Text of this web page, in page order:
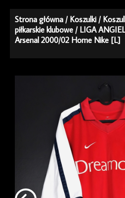
Strona główna /Koszulki /
piłkarskie klubowe /LIGA
Arsenal 2000/02 Home Nike [L]